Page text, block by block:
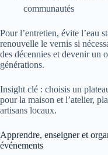
communautés
Pour l’entretien, évite l’eau
renouvelle le vernis si
des décennies et devenir un
générations.
Insight clé : choisis un
pour la maison et l’atelier,
artisans locaux.
Apprendre, enseigner et
événements